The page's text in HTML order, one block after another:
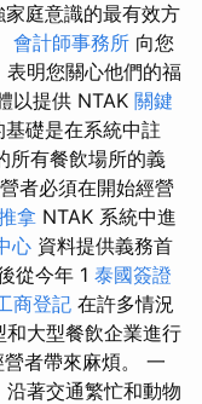
庭意識的最有效方
會計師事務所 向您
明您關心他們的福
以提供 NTAK 關鍵
基礎是在系統中註
所有餐飲場所的義
者必須在開始經營
拿 NTAK 系統中進
心 資料提供義務首
從今年 1 泰國簽證
商登記 在許多情況
大型餐飲企業進行
者帶來麻煩。 一
著交通繁忙和動物